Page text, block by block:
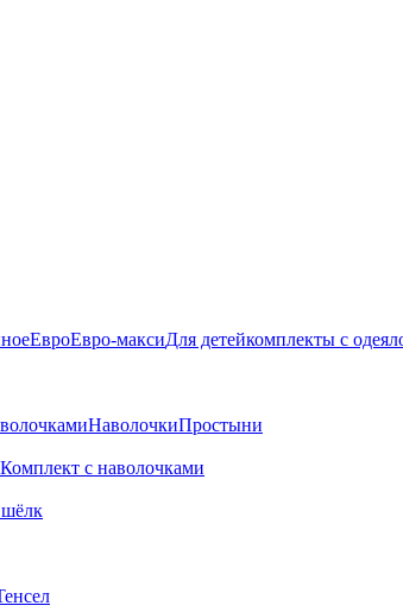
ЕвроЕвро-максиДля детейкомплекты с
НаволочкиПростыни
Комплект с наволочками